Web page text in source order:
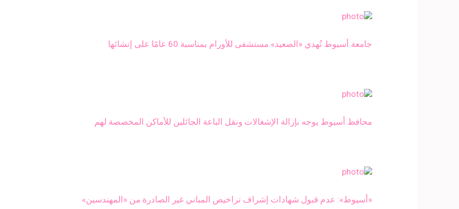
جامعة أسيوط تُهدي «الصعيد» مستشفى للأورام بمناسبة 60 عامًا على إنشائها
محافظ أسيوط يوجه بإزالة الإشغالات ونقل الباعة الجائلين للأماكن المخصصة لهم
«أسيوط»: عدم قبول شهادات إشراف تراخيص المباني غير الصادرة من «المهندسين»